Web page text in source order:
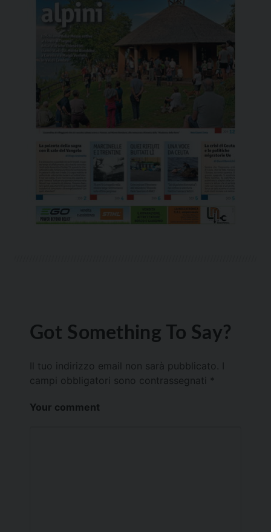
Got Something To Say?
Il tuo indirizzo email non sarà pubblicato.
campi obbligatori sono contrassegnati *
Your comment